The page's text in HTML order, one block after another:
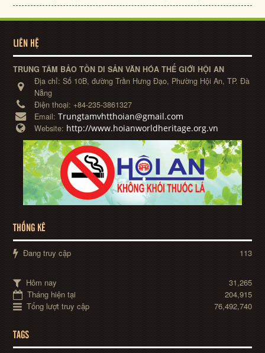
LIÊN HỆ
TRUNG TÂM BẢO TỒN DI SẢN VĂN HÓA THẾ GIỚI HỘI AN
Địa chỉ:Số 10B, đường Trần Hưng Đạo, Phường Hội An, TP. Đà
Nẵng
Điện thoại: +84-235-3861327
Email:Trungtamvhtthoian@gmail.com
Website: http://www.hoianworldheritage.org.vn
THỐNG KÊ
Đang truy cập 113
Hôm nay
31,265
Tháng hiện tại
204,915
Tổng lượt truy cập
76,492,740
TAGS